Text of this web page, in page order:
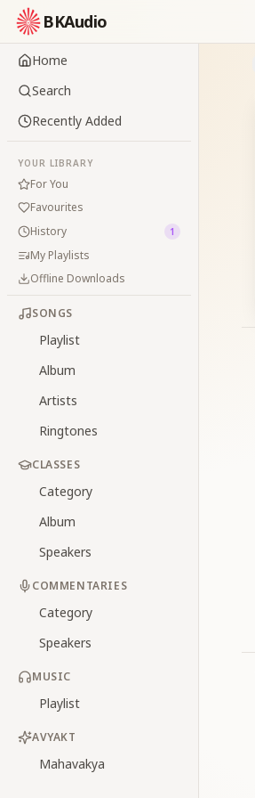
BKAudio
Home
Search
Recently Added
YOUR LIBRARY
For You
Favourites
History
1
My Playlists
Offline Downloads
SONGS
Playlist
Album
Artists
Ringtones
CLASSES
Category
Album
Speakers
COMMENTARIES
Category
Speakers
MUSIC
Playlist
AVYAKT
Mahavakya